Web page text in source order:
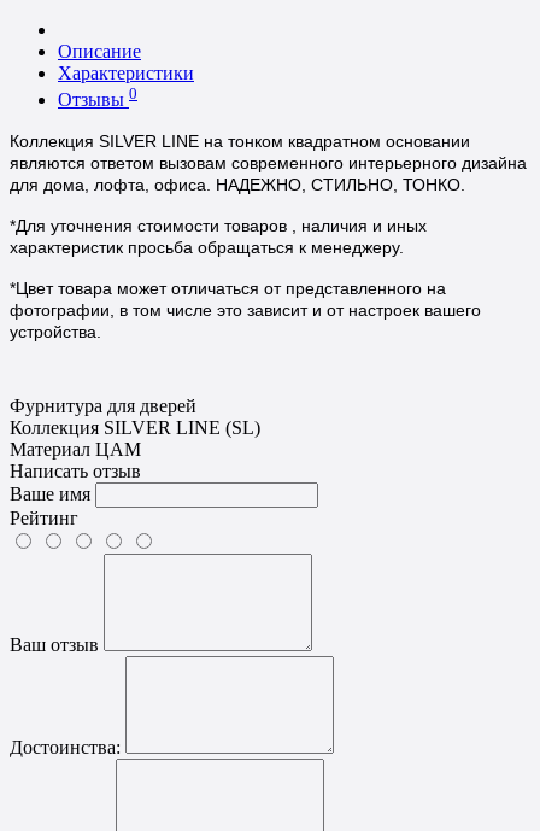
Описание
Характеристики
Отзывы 0
Коллекция SILVER LINE на тонком квадратном основании
являются ответом вызовам современного интерьерного дизайна
для дома, лофта, офиса. НАДЕЖНО, СТИЛЬНО, ТОНКО.
*Для уточнения стоимости товаров , наличия и иных
характеристик просьба обращаться к менеджеру.
*Цвет товара может отличаться от представленного на
фотографии, в том числе это зависит и от настроек вашего
устройства.
Фурнитура для дверей
Коллекция SILVER LINE (SL)
Материал ЦАМ
Написать отзыв
Ваше имя
Рейтинг
Ваш отзыв
Достоинства: